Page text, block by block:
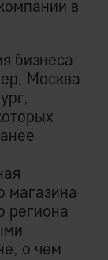
в
бизнеса
Москва
магазина
региона
о чем